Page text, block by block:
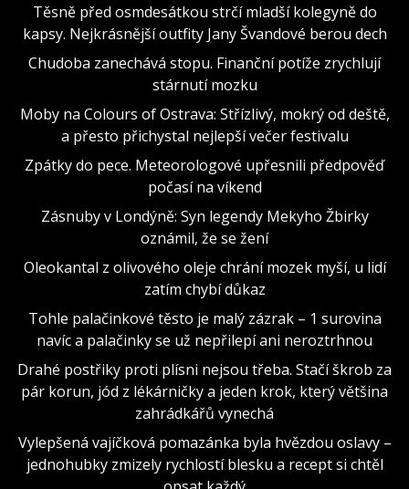
Těsně před osmdesátkou strčí mladší kolegyně do
kapsy. Nejkrásnější outfity Jany Švandové berou dech
Chudoba zanechává stopu. Finanční potíže zrychlují
stárnutí mozku
Moby na Colours of Ostrava: Střízlivý, mokrý od deště,
a přesto přichystal nejlepší večer festivalu
Zpátky do pece. Meteorologové upřesnili předpověď
počasí na víkend
Zásnuby v Londýně: Syn legendy Mekyho Žbirky
oznámil, že se žení
Oleokantal z olivového oleje chrání mozek myší, u lidí
zatím chybí důkaz
Tohle palačinkové těsto je malý zázrak – 1 surovina
navíc a palačinky se už nepřilepí ani neroztrhnou
Drahé postřiky proti plísni nejsou třeba. Stačí škrob za
pár korun, jód z lékárničky a jeden krok, který většina
zahrádkářů vynechá
Vylepšená vajíčková pomazánka byla hvězdou oslavy –
jednohubky zmizely rychlostí blesku a recept si chtěl